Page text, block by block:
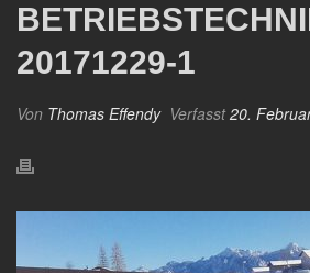
20171229-1
Von Thomas Effendy Verfasst20.